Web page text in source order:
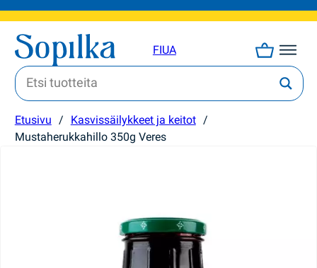
FIUA
Etusivu / Kasvissäilykkeet ja keitot /
Mustaherukkahillo 350g Veres